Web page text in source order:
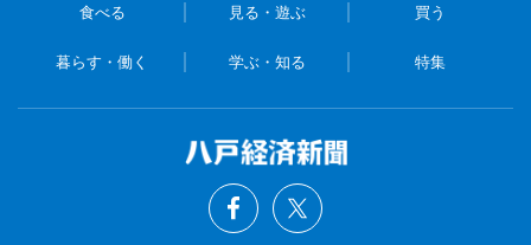
食べる 見る・遊ぶ 買う
暮らす・働く 学ぶ・知る 特集